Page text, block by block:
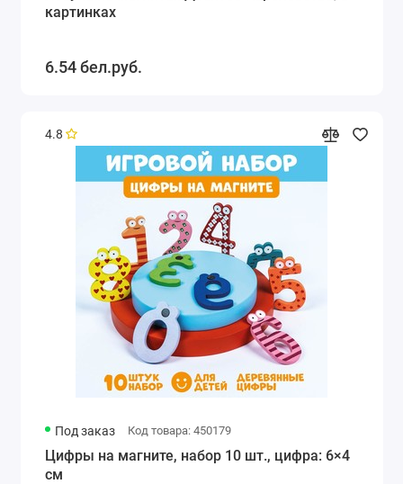
картинках
6.54 бел.руб.
4.8
Под заказ Код товара: 450179
Цифры на магните, набор 10 шт., цифра: 6×4
см